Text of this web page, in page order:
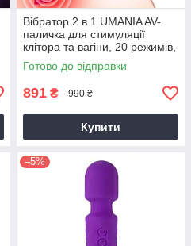
Вібратор 2 в 1 UMANIA AV-
паличка для стимуляції
клітора та вагіни, 20 режимів,
рожевий
Готово до відправки
891 ₴ 990 ₴
Купити
–5%